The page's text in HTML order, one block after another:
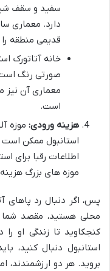
سفید و سقف
دارد. معماری
قدیمی منطقه را
خانه آتاتورک
صورتی رنگ
معماری آن نیز
است.
هزینه ورودی: موزه
استانبول ممکن
اطلاعات رقبا برای
موزه های بزرگ
پس، اگر دنبال رد پاهای
محلی هستید، مقصد شما
کنجکاوید تا زندگی او
استانبول دنبال کنید،
بروید. هر دو ارزشمندند،